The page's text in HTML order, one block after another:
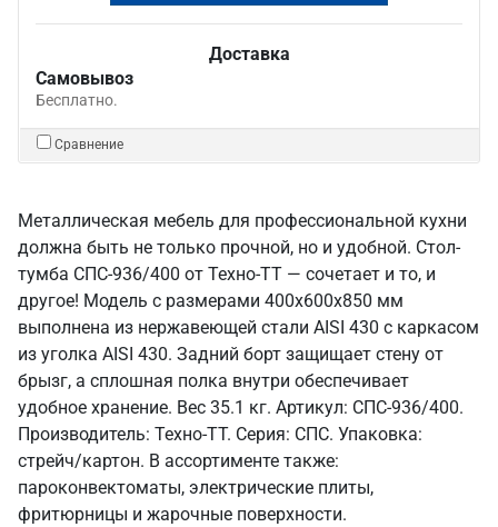
Доставка
Самовывоз
Бесплатно.
Сравнение
Металлическая мебель для профессиональной кухни
должна быть не только прочной, но и удобной. Стол-
тумба СПС-936/400 от Техно-ТТ — сочетает и то, и
другое! Модель с размерами 400x600x850 мм
выполнена из нержавеющей стали AISI 430 с каркасом
из уголка AISI 430. Задний борт защищает стену от
брызг, а сплошная полка внутри обеспечивает
удобное хранение. Вес 35.1 кг. Артикул: СПС-936/400.
Производитель: Техно-ТТ. Серия: СПС. Упаковка:
стрейч/картон. В ассортименте также:
пароконвектоматы, электрические плиты,
фритюрницы и жарочные поверхности.